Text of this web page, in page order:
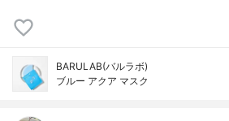
BARULAB(バルラボ)
ブルー アクア マスク